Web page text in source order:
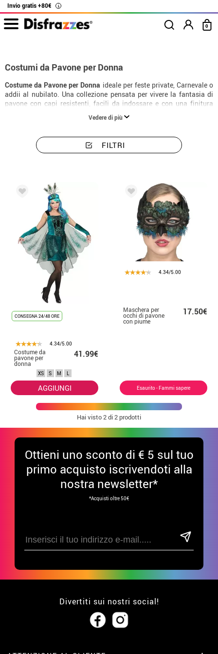
Invio gratis +80€ i
0
Costumi da Pavone per Donna
Costume da Pavone per Donna ideale per feste private, Carnevale o
addii al nubilato. Una collezione pensata per vivere la fantasia di
pavone con capi resistenti, facili da indossare e con una finitura
Vedere di più
FILTRI
CONSEGNA 24/48 ORE
4.34/5.00
Costume da
pavone per
donna
41.99€
XS S M L
AGGIUNGI
4.34/5.00
Maschera per
occhi di pavone
con piume
17.50€
Esaurito - Fammi sapere
Hai visto2di 2 prodotti
Ottieni uno sconto di € 5 sul tuo
primo acquisto iscrivendoti alla
nostra newsletter*
*Acquisti oltre 50€
Divertiti sui nostri social!